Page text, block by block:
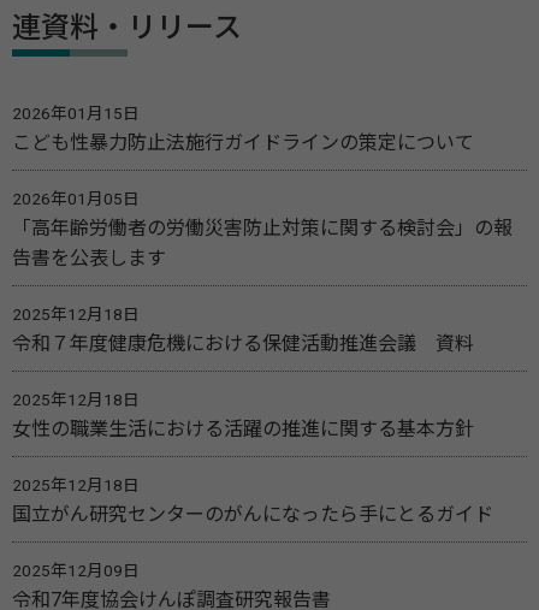
連資料・リリース
2026年01月15日
こども性暴力防止法施行ガイドラインの策定について
2026年01月05日
「高年齢労働者の労働災害防止対策に関する検討会」の報
告書を公表します
2025年12月18日
令和７年度健康危機における保健活動推進会議 資料
2025年12月18日
女性の職業生活における活躍の推進に関する基本方針
2025年12月18日
国立がん研究センターのがんになったら手にとるガイド
2025年12月09日
令和7年度協会けんぽ調査研究報告書